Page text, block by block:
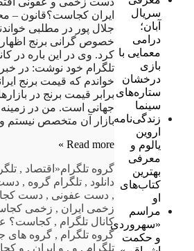
سریال
آبان؛
درامی
معمایی با
بازی
درخشان
ستاره‌های
سینما
زندگی‌نامه
اروین
یالوم و
معرفی
بهترین
کتاب‌های
او
مراسم
«سهروردی
و حکمت
ایران کجاست؟قانون –
جلال پور در مطلبی
خصوص گرانی برنج
کرد. وی در این باره در
تلگرام خود نوشت: در
خواندم که قیمت برنج
برابر قیمت برنج در
جهانی است. من در زمینه
بازار آن متخصص نیستم
Read more »
گروه تلگرام«اقتصاد ,
دانلود , تلگرام گروه ,
, دست عفونی , دست
زخمی ایران , زخمی
کانال تلگرام , کجاست؟
گروه تلگرام , گروه های
تلگرام , و , و ایران , و